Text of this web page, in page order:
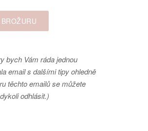
bych Vám ráda jednou
email s dalšími tipy ohledně
těchto emailů se můžete
odhlásit.)